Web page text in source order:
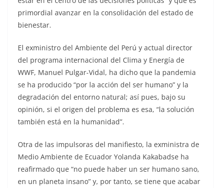
primordial avanzar en la consolidación del estado de
bienestar.
El exministro del Ambiente del Perú y actual director
del programa internacional del Clima y Energía de
WWF, Manuel Pulgar-Vidal, ha dicho que la pandemia
se ha producido “por la acción del ser humano” y la
degradación del entorno natural; así pues, bajo su
opinión, si el origen del problema es esa, “la solución
también está en la humanidad”.
Otra de las impulsoras del manifiesto, la exministra de
Medio Ambiente de Ecuador Yolanda Kakabadse ha
reafirmado que “no puede haber un ser humano sano,
en un planeta insano” y, por tanto, se tiene que acabar